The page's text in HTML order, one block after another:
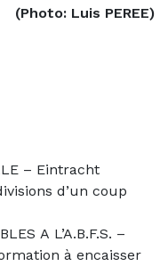
(Photo: Luis PEREE)
– Eintracht
d’un coup
A L’A.B.F.S. –
à encaisser